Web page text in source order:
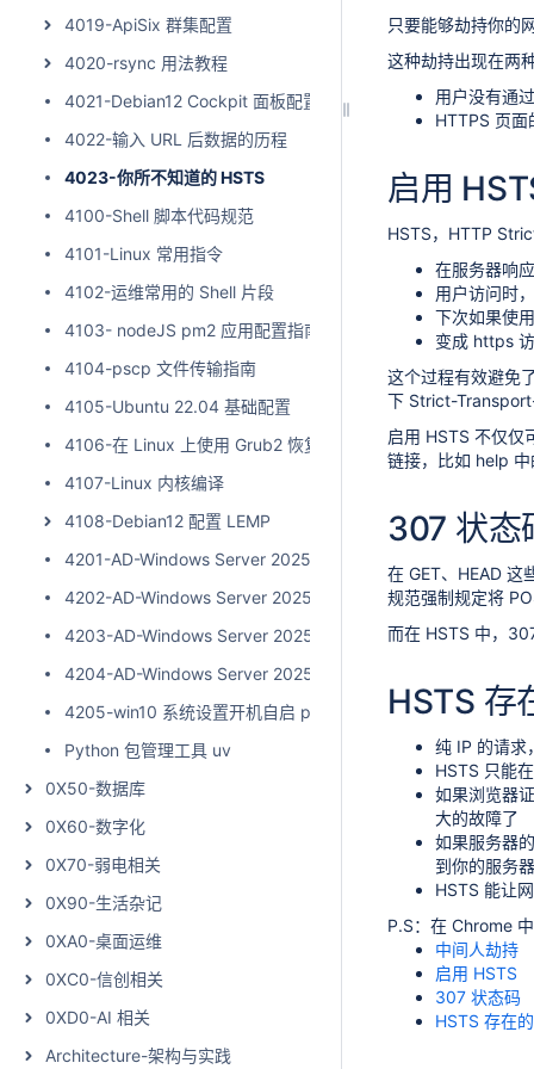
4019-ApiSix 群集配置
4020-rsync 用法教程
4021-Debian12 Cockpit 面板配置指南
4022-输入 URL 后数据的历程
4023-你所不知道的 HSTS
4100-Shell 脚本代码规范
4101-Linux 常用指令
4102-运维常用的 Shell 片段
4103- nodeJS pm2 应用配置指南
4104-pscp 文件传输指南
4105-Ubuntu 22.04 基础配置
4106-在 Linux 上使用 Grub2 恢复模式
4107-Linux 内核编译
4108-Debian12 配置 LEMP
4201-AD-Windows Server 2025 搭建AD域控和初始化
4202-AD-Windows Server 2025 安装AD CS角色和颁发证书
4203-AD-Windows Server 2025 搭建 NPS-Radius 服务器
4204-AD-Windows Server 2025 NPS 高可用和主从同步
4205-win10 系统设置开机自启 python 脚本
Python 包管理工具 uv
0X50-数据库
0X60-数字化
0X70-弱电相关
0X90-生活杂记
0XA0-桌面运维
0XC0-信创相关
0XD0-AI 相关
Architecture-架构与实践
只要能够劫持你的
这种劫持出现在两
用户没有通
HTTPS 页
启用
HSTS，HTTP
在服务器响
用户访问时
下次如果使
变成 https
这个过程有效避免
下 Strict-
启用 HSTS 不仅仅
链接，比如 help
307 状态
在 GET、HEAD
规范强制规定将
而在 HSTS 中，
HSTS 存
纯 IP 的请求
HSTS 只能
如果浏览器
大的故障了
如果服务器
到你的服务
HSTS 能让
P.S：在 Chrome
中间人劫持
启用 HSTS
307 状态码
HSTS 存在